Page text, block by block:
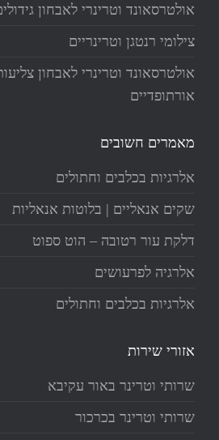
אולטרסאונד וטרינרי לאבחון
צילומי רנטגן וטרינריים
אולטרסאונד וטרינרי לאבחון
אורתופדיים
מאמרים חשובים
אלרגיות בכלבים וחתולים
שקים אנאליים | בלוטות אנאליות
דלקת עור רטובה – הוט ספוט
אלרגיה לפרעושים
אלרגיות בכלבים וחתולים
אזורי שירות
שרותי וטרינר באור עקיבא
שרותי וטרינר בכרכור